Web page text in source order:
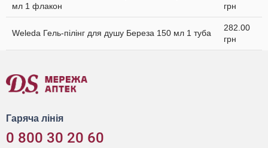
мл 1 флакон
грн
Weleda Гель-пілінг для душу Береза 150 мл 1 туба
282.00
грн
Гаряча лінія
0 800 30 20 60